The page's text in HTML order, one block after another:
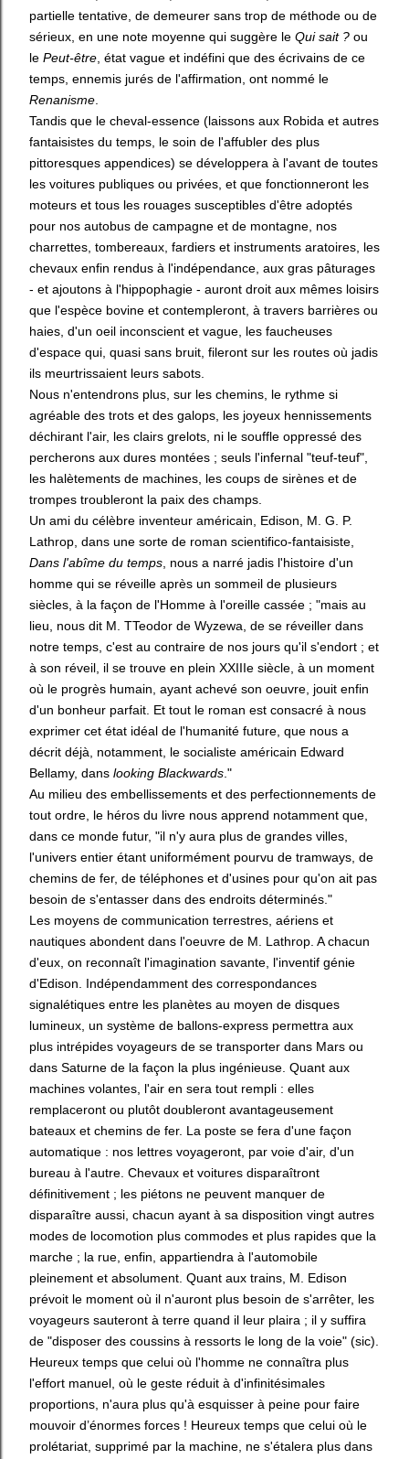
partielle tentative, de demeurer sans trop de méthode ou de
sérieux, en une note moyenne qui suggère le Qui sait ? ou
le Peut-être , état vague et indéfini que des écrivains de ce
temps, ennemis jurés de l'affirmation, ont nommé le
Renanisme
Tandis que le cheval-essence (laissons aux Robida et autres
fantaisistes du temps, le soin de l'affubler des plus
pittoresques appendices) se développera à l'avant de toutes
les voitures publiques ou privées, et que fonctionneront les
moteurs et tous les rouages susceptibles d'être adoptés
pour nos autobus de campagne et de montagne, nos
charrettes, tombereaux, fardiers et instruments aratoires, les
chevaux enfin rendus à l'indépendance, aux gras pâturages
- et ajoutons à l'hippophagie - auront droit aux mêmes loisirs
que l'espèce bovine et contempleront, à travers barrières ou
haies, d'un oeil inconscient et vague, les faucheuses
d'espace qui, quasi sans bruit, fileront sur les routes où jadis
ils meurtrissaient leurs sabots.
Nous n'entendrons plus, sur les chemins, le rythme si
agréable des trots et des galops, les joyeux hennissements
déchirant l'air, les clairs grelots, ni le souffle oppressé des
percherons aux dures montées ; seuls l'infernal "teuf-teuf",
les halètements de machines, les coups de sirènes et de
trompes troubleront la paix des champs.
Un ami du célèbre inventeur américain, Edison, M. G. P.
Lathrop, dans une sorte de roman scientifico-fantaisiste,
Dans l'abîme du temps , nous a narré jadis l'histoire d'un
homme qui se réveille après un sommeil de plusieurs
siècles, à la façon de l'Homme à l'oreille cassée ; "mais au
lieu, nous dit M. TTeodor de Wyzewa, de se réveiller dans
notre temps, c'est au contraire de nos jours qu'il s'endort ; et
à son réveil, il se trouve en plein XXIIIe siècle, à un moment
où le progrès humain, ayant achevé son oeuvre, jouit enfin
d'un bonheur parfait. Et tout le roman est consacré à nous
exprimer cet état idéal de l'humanité future, que nous a
décrit déjà, notamment, le socialiste américain Edward
Bellamy, dans looking Blackwards ."
Au milieu des embellissements et des perfectionnements de
tout ordre, le héros du livre nous apprend notamment que,
dans ce monde futur, "il n'y aura plus de grandes villes,
l'univers entier étant uniformément pourvu de tramways, de
chemins de fer, de téléphones et d'usines pour qu'on ait pas
besoin de s'entasser dans des endroits déterminés."
Les moyens de communication terrestres, aériens et
nautiques abondent dans l'oeuvre de M. Lathrop. A chacun
d'eux, on reconnaît l'imagination savante, l'inventif génie
d'Edison. Indépendamment des correspondances
signalétiques entre les planètes au moyen de disques
lumineux, un système de ballons-express permettra aux
plus intrépides voyageurs de se transporter dans Mars ou
dans Saturne de la façon la plus ingénieuse. Quant aux
machines volantes, l'air en sera tout rempli : elles
remplaceront ou plutôt doubleront avantageusement
bateaux et chemins de fer. La poste se fera d'une façon
automatique : nos lettres voyageront, par voie d'air, d'un
bureau à l'autre. Chevaux et voitures disparaîtront
définitivement ; les piétons ne peuvent manquer de
disparaître aussi, chacun ayant à sa disposition vingt autres
modes de locomotion plus commodes et plus rapides que la
marche ; la rue, enfin, appartiendra à l'automobile
pleinement et absolument. Quant aux trains, M. Edison
prévoit le moment où il n'auront plus besoin de s'arrêter, les
voyageurs sauteront à terre quand il leur plaira ; il y suffira
de "disposer des coussins à ressorts le long de la voie" (sic).
Heureux temps que celui où l'homme ne connaîtra plus
l'effort manuel, où le geste réduit à d'infinitésimales
proportions, n'aura plus qu'à esquisser à peine pour faire
mouvoir d’énormes forces ! Heureux temps que celui où le
prolétariat, supprimé par la machine, ne s'étalera plus dans